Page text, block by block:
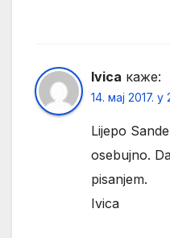
Ivica каже:
14. мај 2017. у
Lijepo
osebujno.
pisanjem.
Ivica